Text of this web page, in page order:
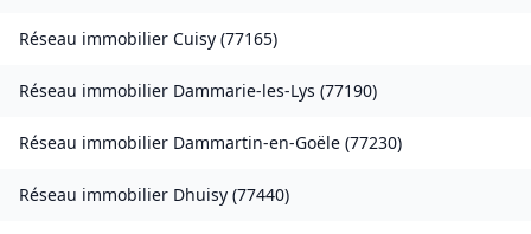
Réseau immobilier Cuisy (77165)
Réseau immobilier Dammarie-les-Lys (77190)
Réseau immobilier Dammartin-en-Goële (77230)
Réseau immobilier Dhuisy (77440)